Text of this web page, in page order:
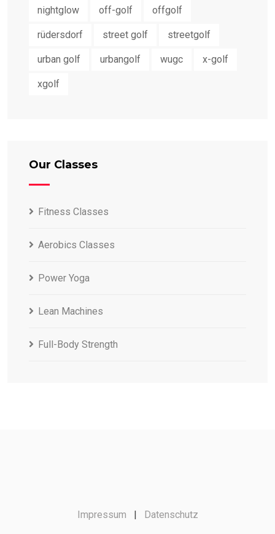
nightglow off-golf offgolf
rüdersdorf street golf streetgolf
urban golf urbangolf wugc x-golf
xgolf
Our Classes
Fitness Classes
Aerobics Classes
Power Yoga
Lean Machines
Full-Body Strength
Impressum | Datenschutz